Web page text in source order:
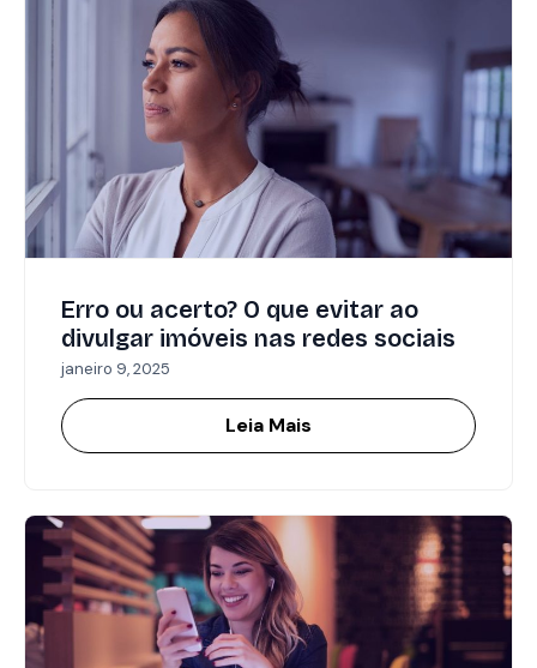
Erro ou acerto? O que evitar ao
divulgar imóveis nas redes sociais
janeiro 9, 2025
Leia Mais